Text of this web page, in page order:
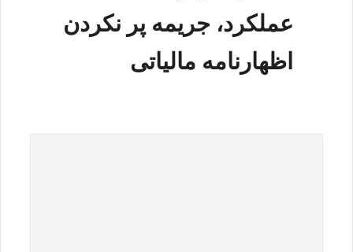
عملکرد، جریمه پر نکردن
اظهارنامه مالیاتی